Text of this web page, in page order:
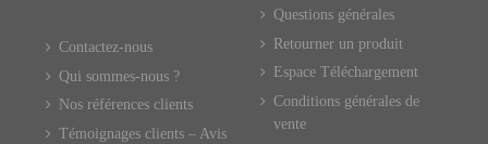
Contactez-nous
Qui sommes-nous ?
Nos références clients
Témoignages clients – Avis
Questions générales
Retourner un produit
Espace Téléchargement
Conditions générales de
vente